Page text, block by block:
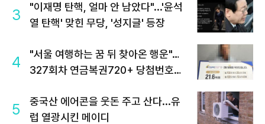
3
"이재명 탄핵, 얼마 안 남았다"...'윤석
열 탄핵' 맞힌 무당, '성지글' 등장
4
"서울 여행하는 꿈 뒤 찾아온 행운"…
327회차 연금복권720+ 당첨번호조
5
중국산 에어콘을 웃돈 주고 산다...유
럽 열광시킨 메이디